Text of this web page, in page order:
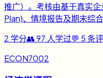
推广）。考核由基于真实
Plan)、情境报告及期末综合
2 学分👥97 人学过💬 5条
ECON7002